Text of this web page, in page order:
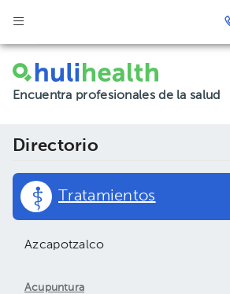
Encuentra profesionales de la salud
Directorio
Tratamientos
Azcapotzalco
Acupuntura